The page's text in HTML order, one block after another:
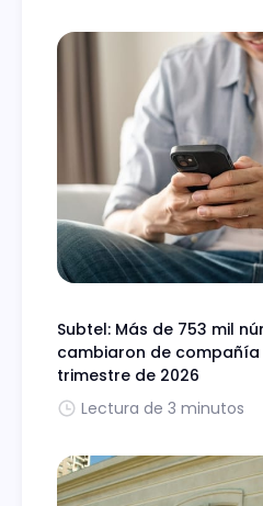
Subtel: Más de 753 mil
cambiaron de
trimestre de 2026
Lectura de 3 minutos